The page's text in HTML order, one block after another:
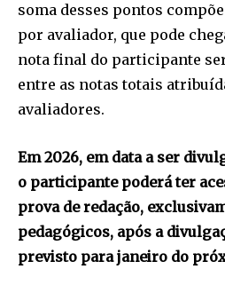
soma desses pontos
por avaliador, que pode
nota final do participante
entre as notas totais
avaliadores.
Em 2026, em data a ser
o participante poderá ter
prova de redação,
pedagógicos, após a
previsto para janeiro do